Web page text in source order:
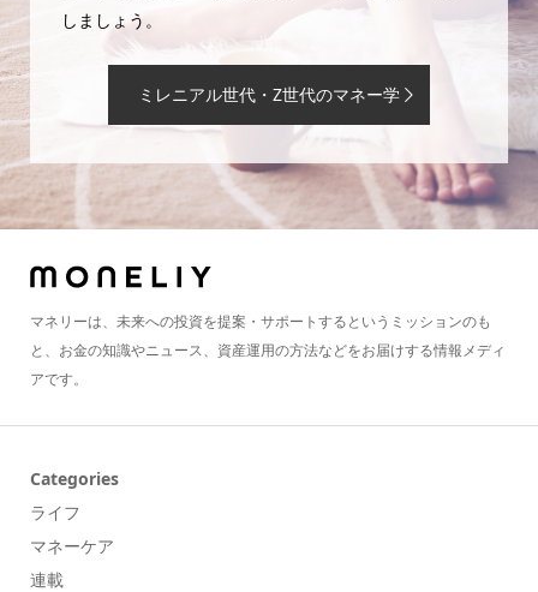
しましょう。
ミレニアル世代・Z世代のマネー学
マネリーは、未来への投資を提案・サポートするというミッションのも
と、お金の知識やニュース、資産運用の方法などをお届けする情報メディ
アです。
Categories
ライフ
マネーケア
連載